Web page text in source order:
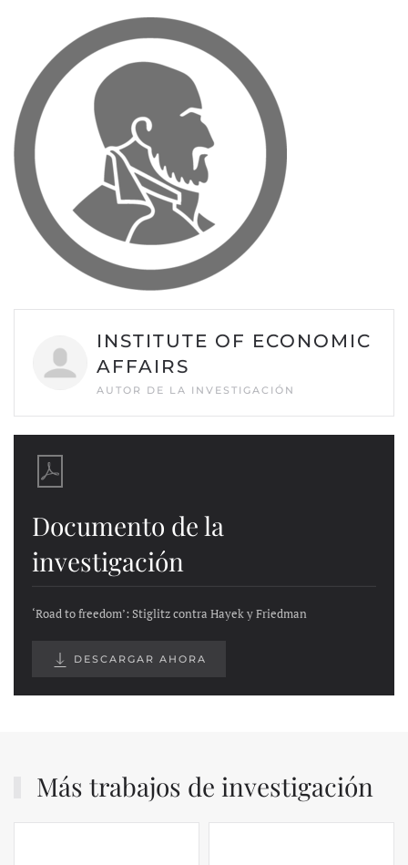
INSTITUTE OF ECONOMIC
AFFAIRS
AUTOR DE LA INVESTIGACIÓN
Documento de la
investigación
‘Road to freedom’: Stiglitz contra Hayek y Friedman
DESCARGAR AHORA
Más trabajos de investigación